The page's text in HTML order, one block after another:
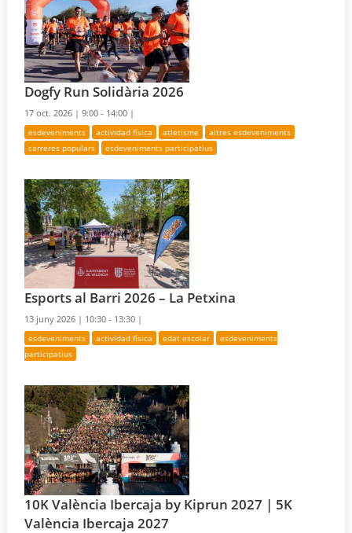
Dogfy Run Solidària 2026
17 oct. 2026 |9:00 - 14:00 |
esdeveniments actividad física atletisme
altres esdeveniments
carreres populars
esdeveniments participatius
Esports al Barri 2026 – La Petxina
13 juny 2026 | 10:30 - 13:30 |
esdeveniments actividad física edat escolar
esdeveniments
participatius
10K València Ibercaja by Kiprun 2027 | 5K
València Ibercaja 2027